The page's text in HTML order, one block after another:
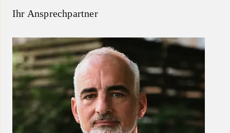
Ihr Ansprechpartner